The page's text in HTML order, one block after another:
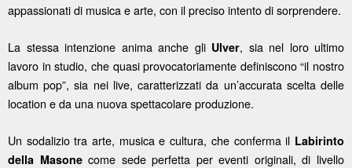
appassionati di musica e arte, con il preciso intento di sorprendere.
La stessa intenzione anima anche gli Ulver, sia nel loro ultimo
lavoro in studio, che quasi provocatoriamente definiscono “il nostro
album pop”, sia nei live, caratterizzati da un’accurata scelta delle
location e da una nuova spettacolare produzione.
Un sodalizio tra arte, musica e cultura, che conferma il Labirinto
della Masonecome sede perfetta per eventi originali, di livello